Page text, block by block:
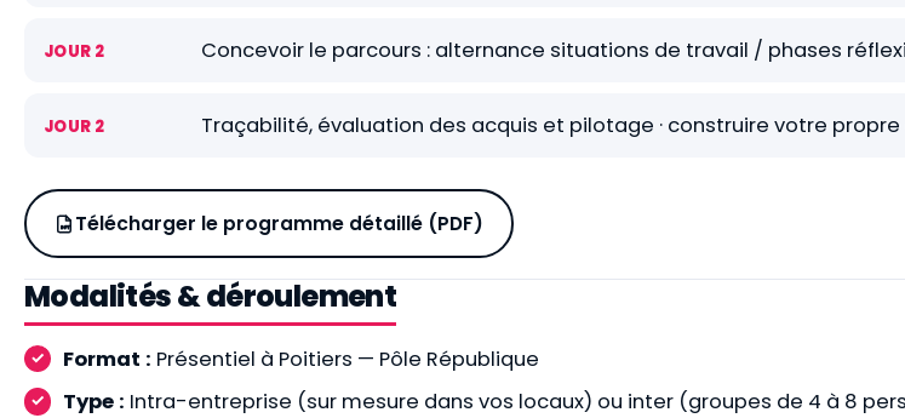
JOUR 2 Concevoir le parcours : alternance situations de travail / phases
JOUR 2 Traçabilité, évaluation des acquis et pilotage · construire votre propre
Télécharger le programme détaillé (PDF)
Modalités & déroulement
Format : Présentiel à Poitiers — Pôle République
Type : Intra-entreprise (sur mesure dans vos locaux) ou inter (groupes de 4 à 8